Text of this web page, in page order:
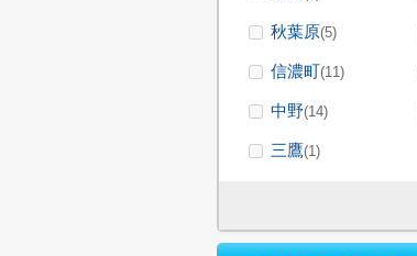
秋葉原(5)
信濃町(11)
中野(14)
三鷹(1)